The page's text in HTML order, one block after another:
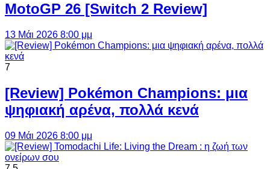
MotoGP 26 [Switch 2 Review]
13 Μάι 2026 8:00 μμ
7
[Review] Pokémon Champions: μια
ψηφιακή αρένα, πολλά κενά
09 Μάι 2026 8:00 μμ